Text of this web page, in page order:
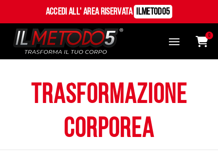
Accedi all' Area Riservata ILMetodo5
0
trasformazione
corporea